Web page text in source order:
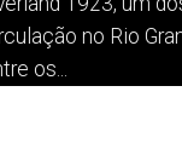
no Rio
os...